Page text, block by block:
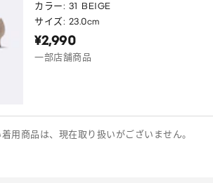
カラー: 31 BEIGE
サイズ: 23.0cm
¥2,990
一部店舗商品
用商品は、現在取り扱いがございません。